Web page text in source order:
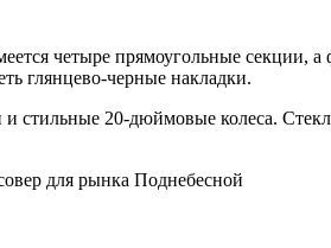
четыре прямоугольные
глянцево-черные накладки.
20-дюймовые колеса.